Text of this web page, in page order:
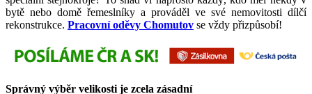
bytě nebo domě řemeslníky a prováděl ve své nemovitosti dílčí
rekonstrukce. Pracovní oděvy Chomutov se vždy přizpůsobí!
Správný výběr velikosti je zcela zásadní